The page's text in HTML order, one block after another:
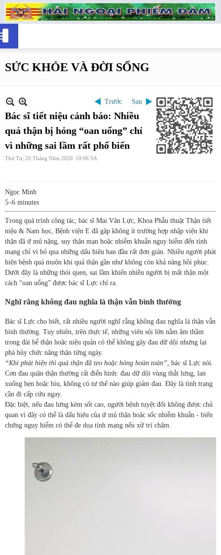
SỨC KHỎE VÀ ĐỜI SỐNG
Trước Sau
Bác sĩ tiết niệu cảnh báo: Nhiều
quả thận bị hỏng “oan uổng” chỉ
vì những sai lầm rất phổ biến
Thứ Tư, 20 Tháng Năm 2026 10:06 SA
Ngọc Minh
5–6 minutes
Trong quá trình công tác, bác sĩ Mai Văn Lực, Khoa Phẫu thuật Thận tiết
niệu & Nam học, Bệnh viện E đã gặp không ít trường hợp nhập viện khi
thận đã ứ mủ nặng, suy thận mạn hoặc nhiễm khuẩn nguy hiểm đến tính
mạng chỉ vì bỏ qua những dấu hiệu ban đầu rất đơn giản. Nhiều người phát
hiện bệnh quá muộn khi quả thận gần như không còn khả năng hồi phục.
Dưới đây là những thói quen, sai lầm khiến nhiều người bị mất thận một
cách “oan uổng” được bác sĩ Lực chỉ ra.
Nghĩ rằng không đau nghĩa là thận vẫn bình thường
Bác sĩ Lực cho biết, rất nhiều người nghĩ rằng không đau nghĩa là thận vẫn
bình thường. Tuy nhiên, trên thực tế, những viên sỏi lớn nằm âm thầm
trong đài bể thận hoặc niệu quản có thể không gây đau dữ dội nhưng lại
phá hủy chức năng thận từng ngày.
“Khi phát hiện thì quả thận đã teo hoặc hỏng hoàn toàn”, bác sĩ Lực nói.
Cơn đau quặn thận thường rất điển hình: đau dữ dội vùng thắt lưng, lan
xuống bẹn hoặc bìu, không có tư thế nào giúp giảm đau. Đây là tình trạng
cần đi cấp cứu ngay.
Đặc biệt, nếu đau lưng kèm sốt cao, người bệnh tuyệt đối không được chủ
quan vì đây có thể là dấu hiệu của ứ mủ thận hoặc sốc nhiễm khuẩn - biến
chứng nguy hiểm có thể đe dọa tính mạng nếu xử trí chậm.